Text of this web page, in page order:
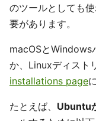
のツールとしても
要があります。
macOSとWindows
か、Linuxディスト
installations page
たとえば、 Ubuntu